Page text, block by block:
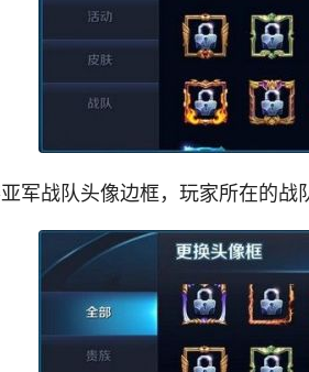
军战队头像边框，玩家所在的战